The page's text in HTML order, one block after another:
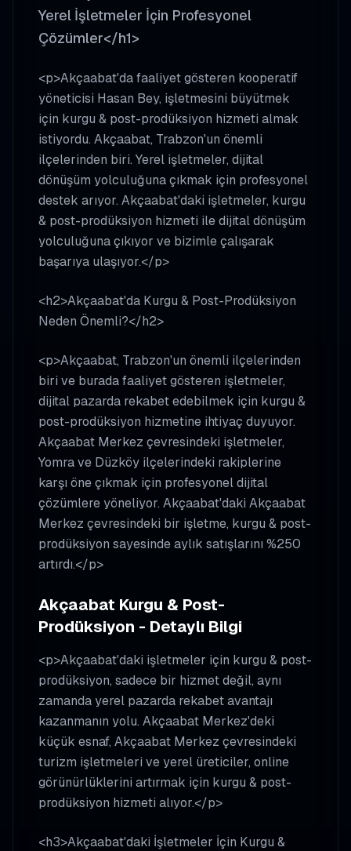
Yerel İşletmeler İçin Profesyonel
Çözümler</h1>
<p>Akçaabat'da faaliyet gösteren kooperatif
yöneticisi Hasan Bey, işletmesini büyütmek
için kurgu & post-prodüksiyon hizmeti almak
istiyordu. Akçaabat, Trabzon'un önemli
ilçelerinden biri. Yerel işletmeler, dijital
dönüşüm yolculuğuna çıkmak için profesyonel
destek arıyor. Akçaabat'daki işletmeler, kurgu
& post-prodüksiyon hizmeti ile dijital dönüşüm
yolculuğuna çıkıyor ve bizimle çalışarak
başarıya ulaşıyor.</p>
<h2>Akçaabat'da Kurgu & Post-Prodüksiyon
Neden Önemli?</h2>
<p>Akçaabat, Trabzon'un önemli ilçelerinden
biri ve burada faaliyet gösteren işletmeler,
dijital pazarda rekabet edebilmek için kurgu &
post-prodüksiyon hizmetine ihtiyaç duyuyor.
Akçaabat Merkez çevresindeki işletmeler,
Yomra ve Düzköy ilçelerindeki rakiplerine
karşı öne çıkmak için profesyonel dijital
çözümlere yöneliyor. Akçaabat'daki Akçaabat
Merkez çevresindeki bir işletme, kurgu & post-
prodüksiyon sayesinde aylık satışlarını %250
artırdı.</p>
Akçaabat Kurgu & Post-
Prodüksiyon - Detaylı Bilgi
<p>Akçaabat'daki işletmeler için kurgu & post-
prodüksiyon, sadece bir hizmet değil, aynı
zamanda yerel pazarda rekabet avantajı
kazanmanın yolu. Akçaabat Merkez'deki
küçük esnaf, Akçaabat Merkez çevresindeki
turizm işletmeleri ve yerel üreticiler, online
görünürlüklerini artırmak için kurgu & post-
prodüksiyon hizmeti alıyor.</p>
<h3>Akçaabat'daki İşletmeler İçin Kurgu &